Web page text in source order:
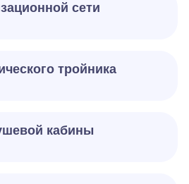
сети
тройника
кабины